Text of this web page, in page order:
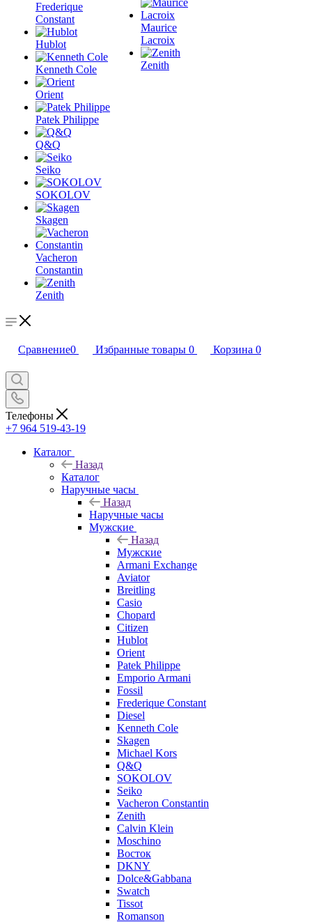
Frederique
Constant
Hublot
Kenneth Cole
Orient
Patek Philippe
Q&Q
Seiko
SOKOLOV
Skagen
Vacheron
Constantin
Zenith
Maurice
Lacroix
Zenith
Сравнение0 Избранные товары 0 Корзина 0
Телефоны
+7 964 519-43-19
Каталог
Назад
Каталог
Наручные часы
Назад
Наручные часы
Мужские
Назад
Мужские
Armani Exchange
Aviator
Breitling
Casio
Chopard
Citizen
Hublot
Orient
Patek Philippe
Emporio Armani
Fossil
Frederique Constant
Diesel
Kenneth Cole
Skagen
Michael Kors
Q&Q
SOKOLOV
Seiko
Vacheron Constantin
Zenith
Calvin Klein
Moschino
Восток
DKNY
Dolce&Gabbana
Swatch
Tissot
Romanson